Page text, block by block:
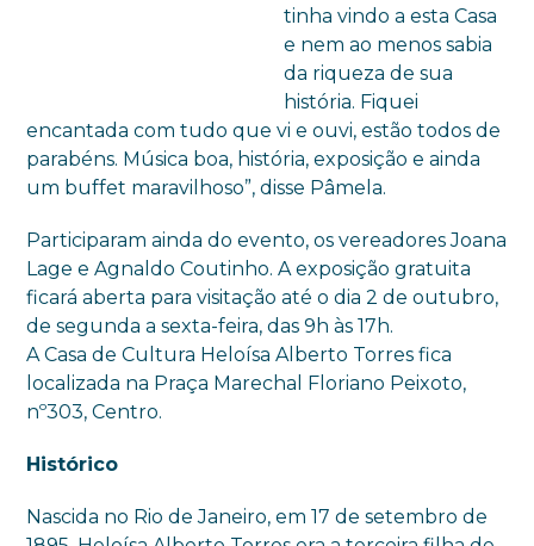
tinha vindo a esta Casa
e nem ao menos sabia
da riqueza de sua
história. Fiquei
encantada com tudo que vi e ouvi, estão todos de
parabéns. Música boa, história, exposição e ainda
um buffet maravilhoso”, disse Pâmela.
Participaram ainda do evento, os vereadores Joana
Lage e Agnaldo Coutinho. A exposição gratuita
ficará aberta para visitação até o dia 2 de outubro,
de segunda a sexta-feira, das 9h às 17h.
ACasa deCultura Heloísa Alberto Torres fica
localizada na Praça Marechal Floriano Peixoto,
nº303, Centro.
Histórico
Nascida no Rio de Janeiro, em 17 de setembro de